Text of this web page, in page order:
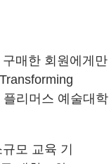
매한 회원에게만
플리머스 예술대학
모 교육 기